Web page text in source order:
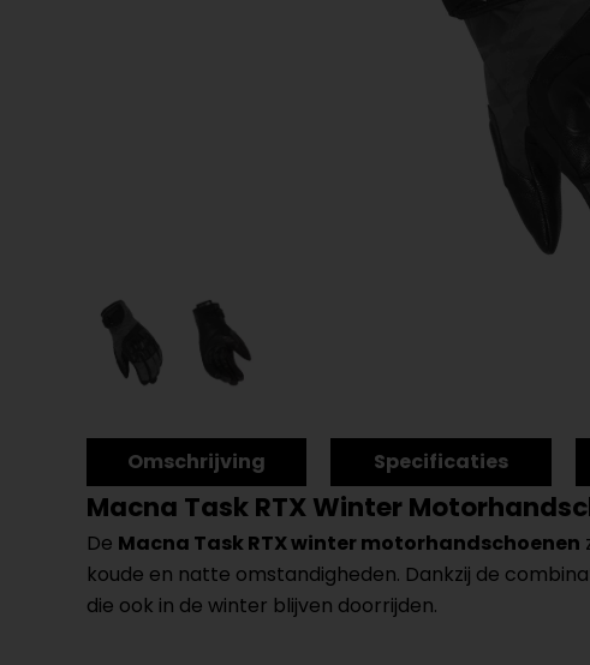
Omschrijving Specificaties
Macna Task RTX Winter
De Macna Task RTX winter motorhandschoenen
koude en natte omstandigheden. Dankzij de
die ook in de winter blijven doorrijden.